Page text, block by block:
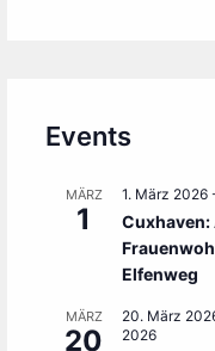
Events
MÄRZ
1
1. März 2026
Elfenweg
MÄRZ
20
20. März
2026